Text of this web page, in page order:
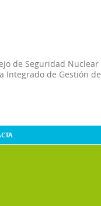
de Seguridad Nuclear
Integrado de Gestión de